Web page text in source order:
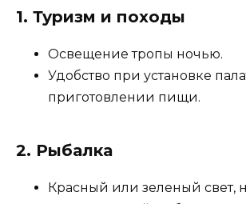
1. Туризм и походы
Освещение тропы ночью.
Удобство при установке
приготовлении пищи.
2. Рыбалка
Красный или зеленый свет,